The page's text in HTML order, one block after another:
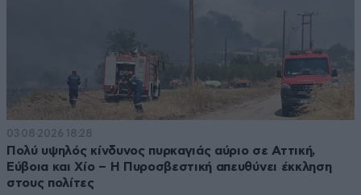
03·08·2026 18:28
Πολύ υψηλός κίνδυνος πυρκαγιάς αύριο σε Αττική,
Εύβοια και Χίο – Η Πυροσβεστική απευθύνει έκκληση
στους πολίτες